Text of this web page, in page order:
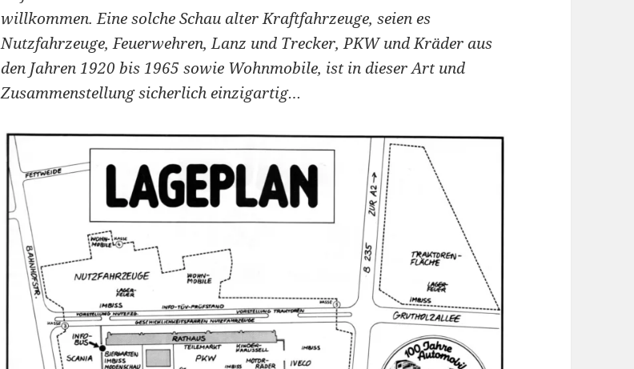
willkommen. Eine solche Schau alter Kraftfahrzeuge, seien es
Nutzfahrzeuge, Feuerwehren, Lanz und Trecker, PKW und Kräder aus
den Jahren 1920 bis 1965 sowie Wohnmobile, ist in dieser Art und
Zusammenstellung sicherlich einzigartig…